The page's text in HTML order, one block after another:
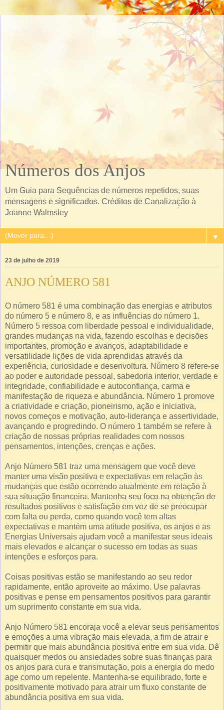
Números dos Anjos
Um Guia para Sequências de números repetidos, suas
mensagens e significados. Créditos de Canalização à
Joanne Walmsley
▼
23 de julho de 2019
ANJO NÚMERO 581
O número 581 é uma combinação das energias e atributos
do número 5 e número 8, e as influências do número 1.
Número 5 ressoa com liberdade pessoal e individualidade,
grandes mudanças na vida, fazendo escolhas e decisões
importantes, promoção e avanços, adaptabilidade e
versatilidade lições de vida aprendidas através da
experiência, curiosidade e desenvoltura. Número 8 refere-se
ao poder e autoridade pessoal, sabedoria interior, verdade e
integridade, confiabilidade e autoconfiança, carma e
manifestação de riqueza e abundância. Número 1 promove
a criatividade e criação, pioneirismo, ação e iniciativa,
novos começos e motivação, auto-liderança e assertividade,
avançando e progredindo. O número 1 também se refere à
criação de nossas próprias realidades com nossos
pensamentos, intenções, crenças e ações.
Anjo Número 581 traz uma mensagem que você deve
manter uma visão positiva e expectativas em relação às
mudanças que estão ocorrendo atualmente em relação à
sua situação financeira. Mantenha seu foco na obtenção de
resultados positivos e satisfação em vez de se preocupar
com falta ou perda, como quando você tem altas
expectativas e mantém uma atitude positiva, os anjos e as
Energias Universais ajudam você a manifestar seus ideais
mais elevados e alcançar o sucesso em todas as suas
intenções e esforços para.
Coisas positivas estão se manifestando ao seu redor
rapidamente, então aproveite ao máximo. Use palavras
positivas e pense em pensamentos positivos para garantir
um suprimento constante em sua vida.
Anjo Número 581 encoraja você a elevar seus pensamentos
e emoções a uma vibração mais elevada, a fim de atrair e
permitir que mais abundância positiva entre em sua vida. Dê
quaisquer medos ou ansiedades sobre suas finanças para
os anjos para cura e transmutação, pois a energia do medo
age como um repelente. Mantenha-se equilibrado, forte e
positivamente motivado para atrair um fluxo constante de
abundância positiva em sua vida.